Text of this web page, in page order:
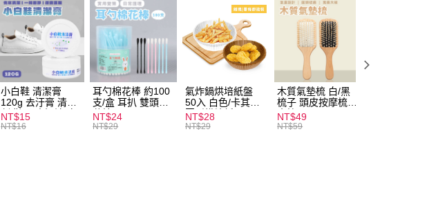
运送方式
全家取貨付款
每笔NT$60，满NT$599(含以上)免运费
付款後全家取貨
每笔NT$60，满NT$599(含以上)免运费
小白鞋 清潔膏
120g 去汙膏 清潔
劑 鞋子 去汙漬 白
皮鞋 鞋油
NT$15
NT$16
耳勺棉花棒 約100
支/盒 耳扒 雙頭棉
花棒
NT$24
NT$29
氣炸鍋烘培紙盤
50入 白色/卡其色
圓形烘焙紙
NT$28
NT$29
木質氣墊梳 白/黑
梳子 頭皮按摩梳
木梳
NT$49
NT$59